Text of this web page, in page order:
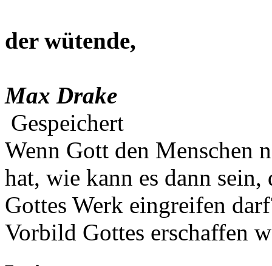
der wütende,
Max Drake
Gespeichert
Wenn Gott den Menschen
hat, wie kann es dann
Gottes Werk eingreifen
Vorbild Gottes erschaffen